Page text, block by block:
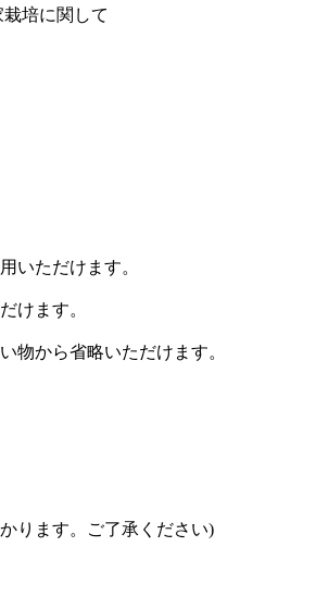
培に関して
いただけます。
けます。
物から省略いただけます。
ります。ご了承ください)